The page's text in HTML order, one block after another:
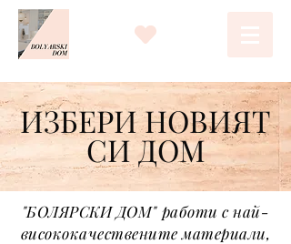
"БОЛЯРСКИ ДОМ" работи с най-
висококачествените материали,
ИЗБЕРИ НОВИЯТ
СИ ДОМ